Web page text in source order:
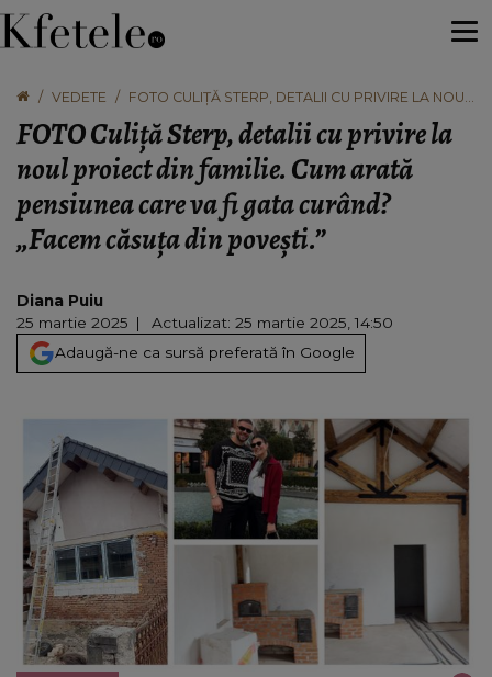
VEDETE
FOTO CULIȚĂ STERP, DETALII CU PRIVIRE LA NOUL
CARE VA FI GATA CURÂND? „FACEM CĂSUȚA DIN
POVEȘTI.”
FOTO Culiță Sterp, detalii cu privire la
noul proiect din familie. Cum arată
pensiunea care va fi gata curând?
„Facem căsuța din povești.”
Diana Puiu
25 martie 2025
Actualizat: 25 martie 2025, 14:50
Adaugă-ne ca sursă preferată în Google